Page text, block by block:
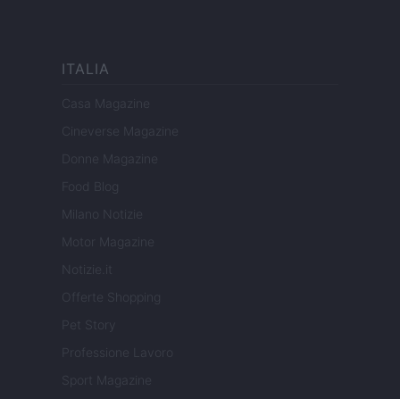
ITALIA
Casa Magazine
Cineverse Magazine
Donne Magazine
Food Blog
Milano Notizie
Motor Magazine
Notizie.it
Offerte Shopping
Professione Lavoro
Sport Magazine